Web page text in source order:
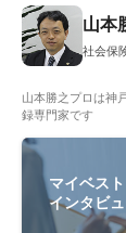
山本
社会保
山本勝之プロは神
録専門家です
マイベス
インタビ